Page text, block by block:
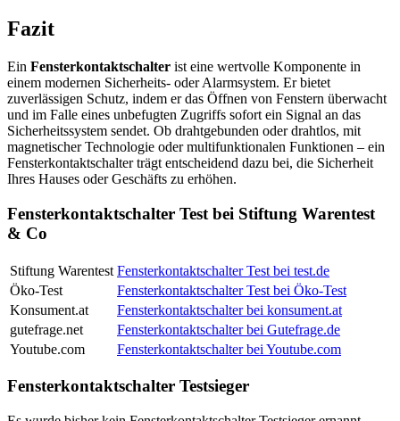
Fazit
Ein Fensterkontaktschalter ist eine wertvolle Komponente in
einem modernen Sicherheits- oder Alarmsystem. Er bietet
zuverlässigen Schutz, indem er das Öffnen von Fenstern überwacht
und im Falle eines unbefugten Zugriffs sofort ein Signal an das
Sicherheitssystem sendet. Ob drahtgebunden oder drahtlos, mit
magnetischer Technologie oder multifunktionalen Funktionen – ein
Fensterkontaktschalter trägt entscheidend dazu bei, die Sicherheit
Ihres Hauses oder Geschäfts zu erhöhen.
Fensterkontaktschalter Test bei Stiftung Warentest
& Co
Stiftung Warentest Fensterkontaktschalter Test bei test.de
Öko-Test
Fensterkontaktschalter Test bei Öko-Test
Konsument.at
Fensterkontaktschalter bei konsument.at
gutefrage.net
Fensterkontaktschalter bei Gutefrage.de
Youtube.com
Fensterkontaktschalter bei Youtube.com
Fensterkontaktschalter Testsieger